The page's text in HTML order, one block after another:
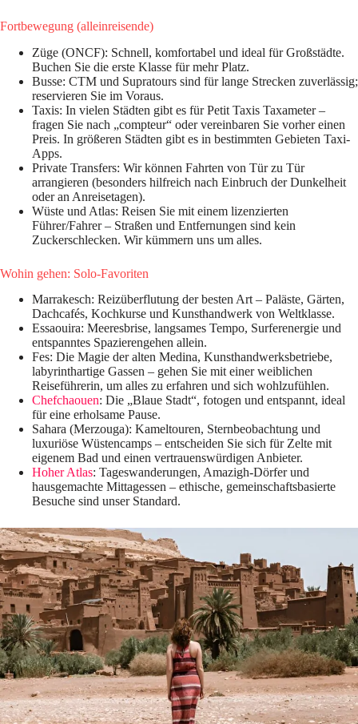
Fortbewegung (alleinreisende)
Züge (ONCF): Schnell, komfortabel und ideal für Großstädte.
Buchen Sie die erste Klasse für mehr Platz.
Busse: CTM und Supratours sind für lange Strecken zuverlässig;
reservieren Sie im Voraus.
Taxis: In vielen Städten gibt es für Petit Taxis Taxameter –
fragen Sie nach „compteur“ oder vereinbaren Sie vorher einen
Preis. In größeren Städten gibt es in bestimmten Gebieten Taxi-
Apps.
Private Transfers: Wir können Fahrten von Tür zu Tür
arrangieren (besonders hilfreich nach Einbruch der Dunkelheit
oder an Anreisetagen).
Wüste und Atlas: Reisen Sie mit einem lizenzierten
Führer/Fahrer – Straßen und Entfernungen sind kein
Zuckerschlecken. Wir kümmern uns um alles.
Wohin gehen: Solo-Favoriten
Marrakesch: Reizüberflutung der besten Art – Paläste, Gärten,
Dachcafés, Kochkurse und Kunsthandwerk von Weltklasse.
Essaouira: Meeresbrise, langsames Tempo, Surferenergie und
entspanntes Spazierengehen allein.
Fes: Die Magie der alten Medina, Kunsthandwerksbetriebe,
labyrinthartige Gassen – gehen Sie mit einer weiblichen
Reiseführerin, um alles zu erfahren und sich wohlzufühlen.
Chefchaouen: Die „Blaue Stadt“, fotogen und entspannt, ideal
für eine erholsame Pause.
Sahara (Merzouga): Kameltouren, Sternbeobachtung und
luxuriöse Wüstencamps – entscheiden Sie sich für Zelte mit
eigenem Bad und einen vertrauenswürdigen Anbieter.
Hoher Atlas: Tageswanderungen, Amazigh-Dörfer und
hausgemachte Mittagessen – ethische, gemeinschaftsbasierte
Besuche sind unser Standard.